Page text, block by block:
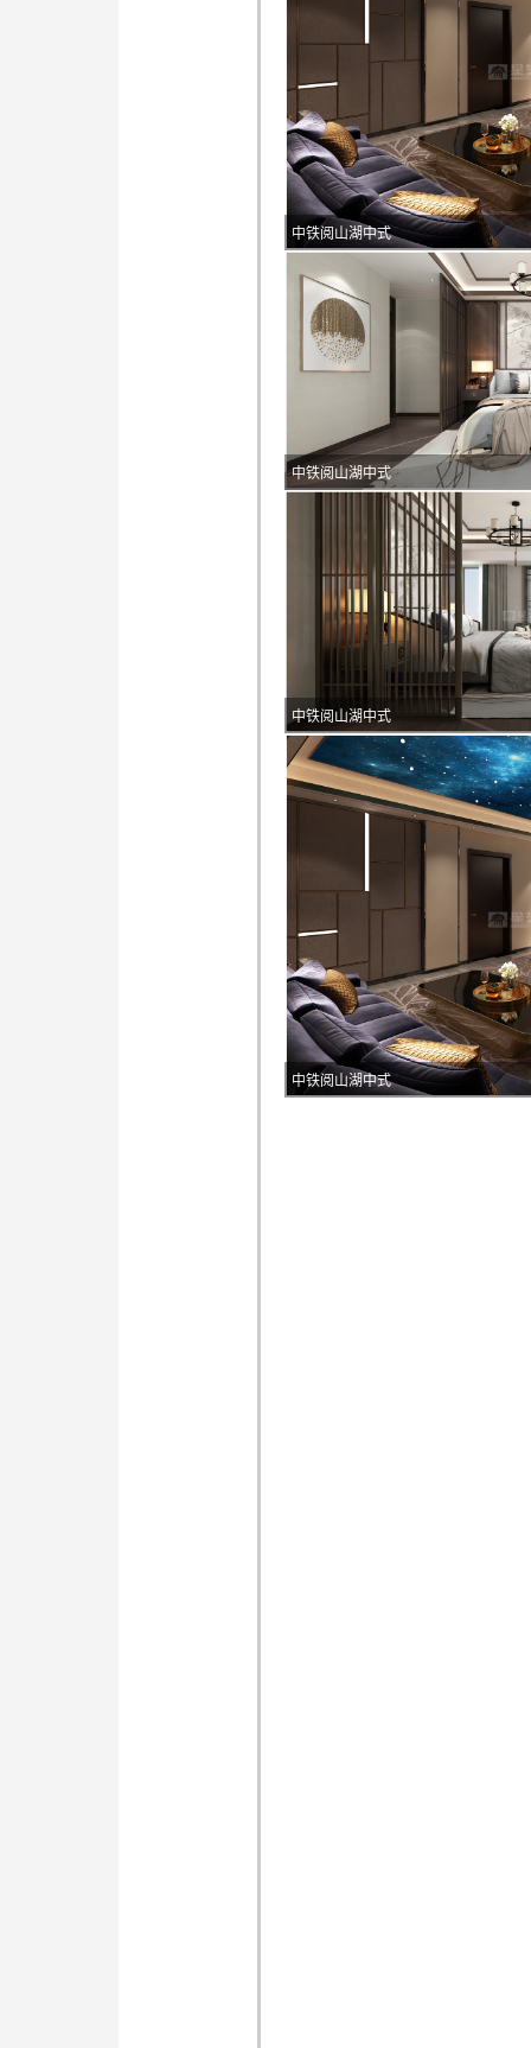
中铁阅山湖中式
中铁阅山湖中式
中铁阅山湖中式
中铁阅山湖中式